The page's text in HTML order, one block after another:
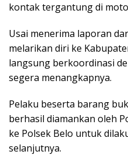
kontak tergantung di
Usai menerima laporan
melarikan diri ke
langsung berkoordinasi
segera menangkapnya.
Pelaku beserta barang
berhasil diamankan oleh
ke Polsek Belo untuk
selanjutnya.